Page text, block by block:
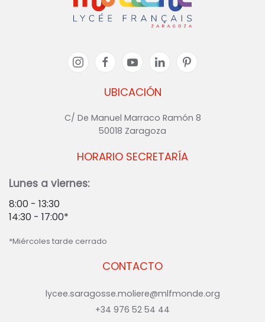
UBICACIÓN
C/ De Manuel Marraco Ramón 8
50018 Zaragoza
CONTACTO
lycee.saragosse.moliere@mlfmonde.org
+34 976 52 54 44
HORARIO SECRETARÍA
Lunes a viernes:
8:00 - 13:30
14:30 - 17:00*
*Miércoles tarde cerrado